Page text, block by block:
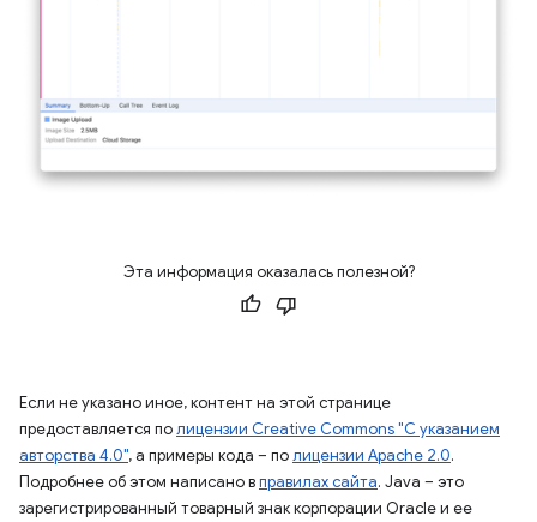
Эта информация оказалась полезной?
Если не указано иное, контент на этой странице
предоставляется полицензии Creative Commons "С указанием
авторства 4.0", а примеры кода – полицензии Apache 2.0.
Подробнее об этом написано вправилах сайта. Java – это
зарегистрированный товарный знак корпорации Oracle и ее